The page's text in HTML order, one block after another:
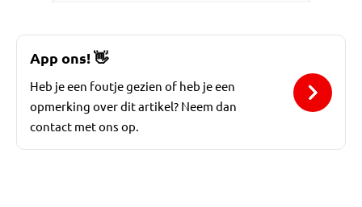
App ons!👋
Heb je een foutje gezien of heb je een
opmerking over dit artikel? Neem dan
contact met ons op.